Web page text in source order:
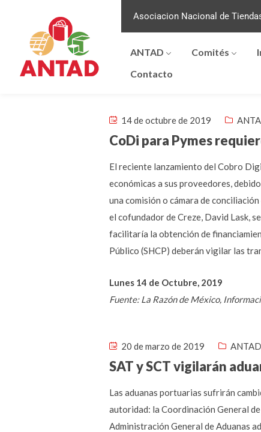
Asociacion Nacional de
ANTAD Comités
Contacto
14 de octubre de 2019
CoDi para Pymes
El reciente lanzamiento del Cobro
económicas a sus proveedores,
una comisión o cámara de
el cofundador de Creze, David Lask,
facilitaría la obtención de
Público (SHCP) deberán vigilar las
Lunes 14 de Octubre, 2019
Fuente: La Razón de México,
20 de marzo de 2019
SAT y SCT vigilarán
Las aduanas portuarias sufrirán
autoridad: la Coordinación General
Administración General de Aduanas